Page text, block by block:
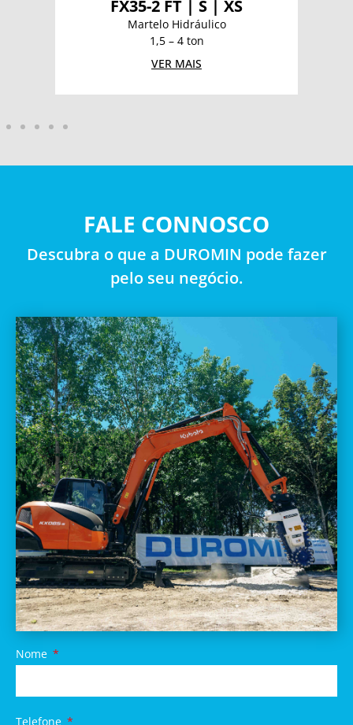
FX35-2 FT | S | XS
Martelo Hidráulico
1,5 – 4 ton
VER MAIS
FALE CONNOSCO
Descubra o que a DUROMIN pode fazer
pelo seu negócio.
Nome
Telefone